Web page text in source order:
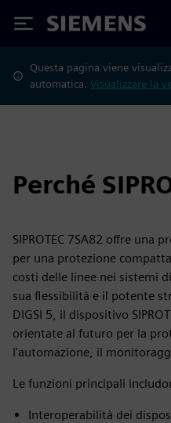
Siemens
Questa pagina viene
automatica.Visualizzare la
Perché
SIPROTEC 7SA82 offre una
per una protezione
costi delle linee nei sistemi
sua flessibilità e il potente
DIGSI 5, il dispositivo
orientate al futuro per la
l'automazione, il
Le funzioni principali
Interoperabilità dei